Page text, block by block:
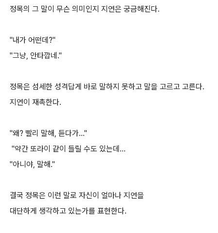
정목의 그 말이 무슨 의미인지 지연은 궁금해진다.
"내가 어떤데?"
"그냥, 안타깝네."
정목은 섬세한 성격답게 바로 말하지 못하고 말을 고르고 고른다.
지연이 재촉한다.
"왜? 빨리 말해, 듣다가..."
"약간 또라이 같이 들릴 수도 있는데...
"아니야, 말해."
결국 정목은 이런 말로 자신이 얼마나 지연을
대단하게 생각하고 있는가를 표현한다.